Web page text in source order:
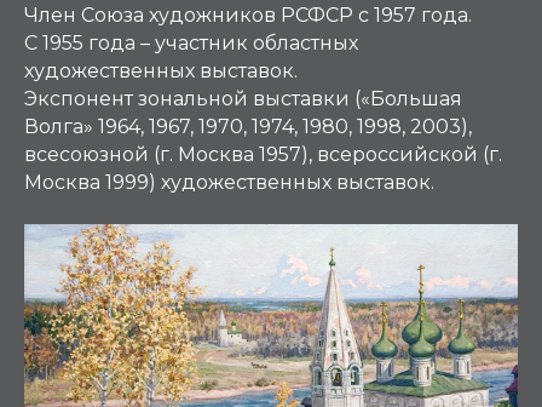
Член Союза художников РСФСР с 1957 года.
С 1955 года – участник областных
художественных выставок.
Экспонент зональной выставки («Большая
Волга» 1964, 1967, 1970, 1974, 1980, 1998, 2003),
всесоюзной (г. Москва 1957), всероссийской (г.
Москва 1999) художественных выставок.